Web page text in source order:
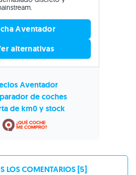
Aventador
alternativas
Aventador
de coches
de km0 y stock
LOS COMENTARIOS [5]